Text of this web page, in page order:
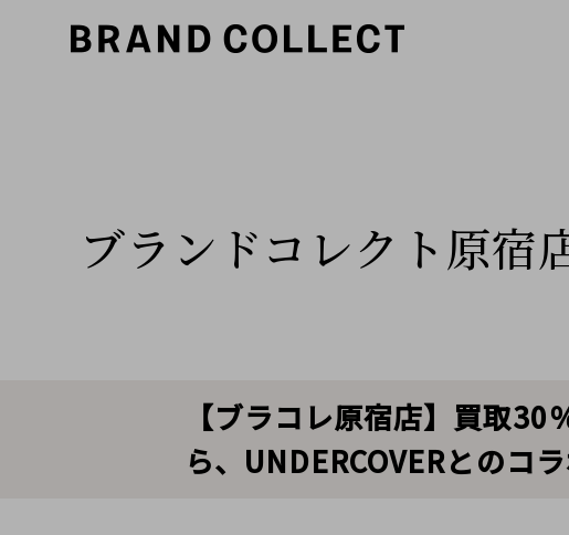
ブランドコレクト原宿
【ブラコレ原宿店】買取
ら、UNDERCOVERとのコ